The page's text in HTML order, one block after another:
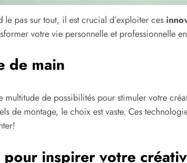
pas sur tout, il est crucial d’exploiter ces
votre vie personnelle et professionnelle
de main
multitude de possibilités pour stimuler votre
de montage, le choix est vaste. Ces
pour inspirer votre